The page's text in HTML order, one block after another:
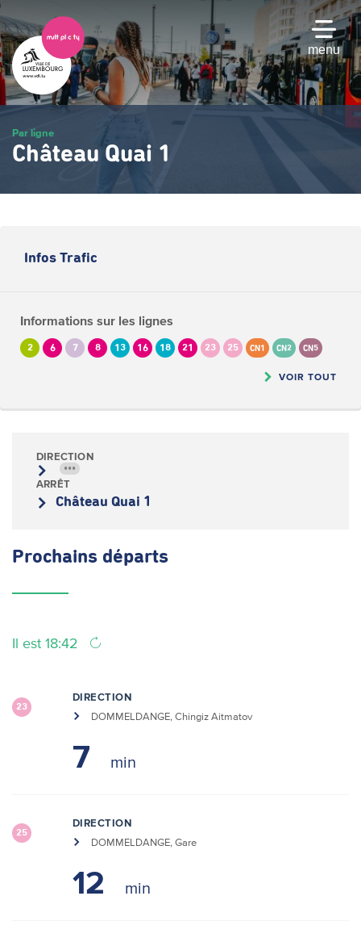
Passer
au
contenu
principal
menu
Par ligne
Château Quai 1
Infos Trafic
Informations sur les lignes
2 6 7 8 13 16 18 21 23 25 CN1 CN2 CN5
VOIR TOUT
DIRECTION
•••
ARRÊT
Château Quai 1
Prochains départs
Il est 18:42
23
DIRECTION
DOMMELDANGE, Chingiz Aitmatov
7
25
DIRECTION
DOMMELDANGE, Gare
12